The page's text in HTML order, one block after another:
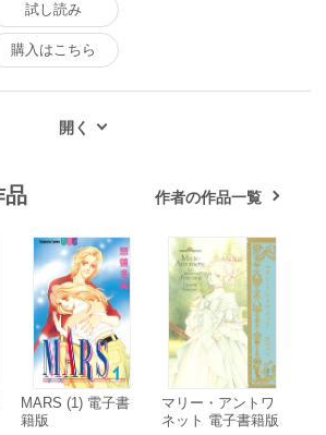
試し読み
購入はこちら
品 作者の作品一覧
MARS (1) 電子書
籍版
マリー・アントワ
ネット 電子書籍版